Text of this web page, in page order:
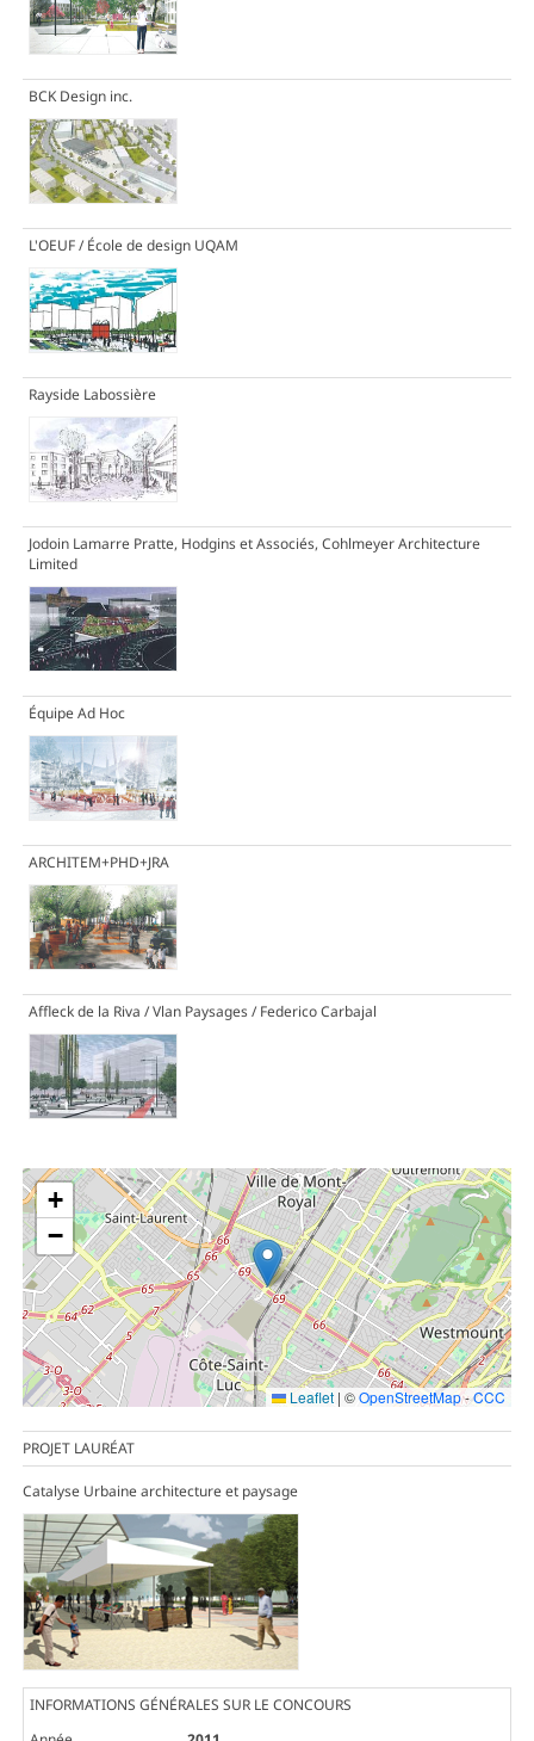
BCK Design inc.
L'OEUF / École de design UQAM
Rayside Labossière
Jodoin Lamarre Pratte, Hodgins et Associés, Cohlmeyer Architecture
Limited
Équipe Ad Hoc
ARCHITEM+PHD+JRA
Affleck de la Riva / Vlan Paysages / Federico Carbajal
+
−
Leaflet | ©OpenStreetMap-CCC
PROJET LAURÉAT
Catalyse Urbaine architecture et paysage
INFORMATIONS GÉNÉRALES SUR LE CONCOURS